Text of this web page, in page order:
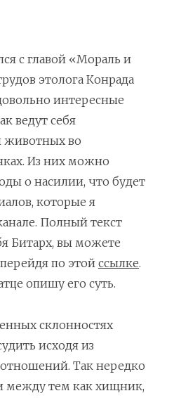
с главой «Мораль и
этолога Конрада
интересные
ведут себя
животных во
Из них можно
о насилии, что будет
которые я
Полный текст
Битарх, вы можете
по этой ссылке.
опишу его суть.
склонностях
исходя из
Так нередко
между тем как хищник,